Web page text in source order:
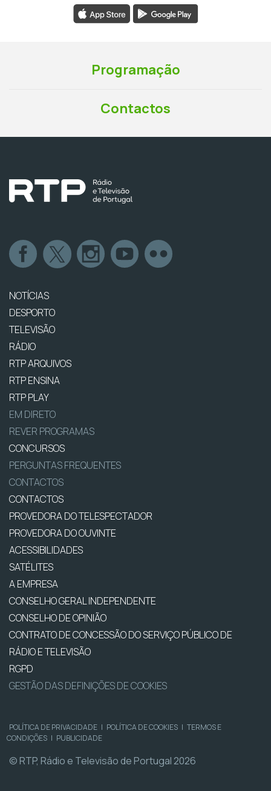
Programação
Contactos
NOTÍCIAS
DESPORTO
TELEVISÃO
RÁDIO
RTP ARQUIVOS
RTP ENSINA
RTP PLAY
EM DIRETO
REVER PROGRAMAS
CONCURSOS
PERGUNTAS FREQUENTES
CONTACTOS
CONTACTOS
PROVEDORA DO TELESPECTADOR
PROVEDORA DO OUVINTE
ACESSIBILIDADES
SATÉLITES
A EMPRESA
CONSELHO GERAL INDEPENDENTE
CONSELHO DE OPINIÃO
CONTRATO DE CONCESSÃO DO SERVIÇO PÚBLICO DE
RÁDIO E TELEVISÃO
RGPD
GESTÃO DAS DEFINIÇÕES DE COOKIES
POLÍTICA DE PRIVACIDADE | POLÍTICA DE COOKIES | TERMOS E
CONDIÇÕES | PUBLICIDADE
© RTP, Rádio e Televisão de Portugal 2026